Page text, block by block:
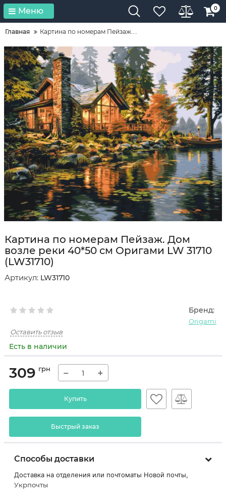
Меню 0
Главная Картина по номерам Пейзаж....
Картина по номерам Пейзаж. Дом
возле реки 40*50 см Оригами LW 31710
(LW31710)
Артикул: LW31710
Бренд:
Origami
Оставить отзыв
Есть в наличии
309 грн − +
Купить
Быстрый заказ
Способы доставки
Доставка на отделения или почтоматы Новой почты,
Укрпочты